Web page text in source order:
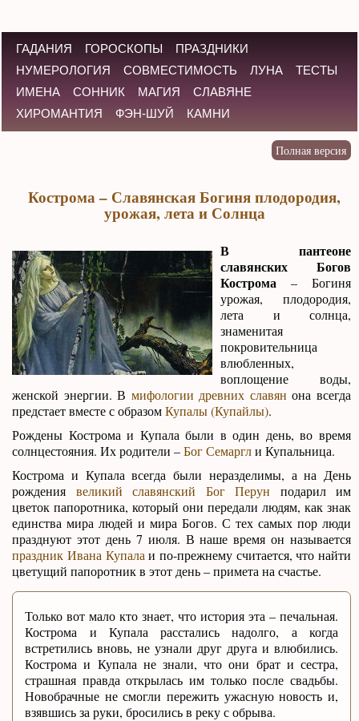
ГАДАНИЯ ГОРОСКОПЫ
ПРАЗДНИКИ
НУМЕРОЛОГИЯ
СОВМЕСТИМОСТЬ ЛУНА
ТЕСТЫ
ИМЕНА
СОННИК МАГИЯ
СЛАВЯНЕ
ХИРОМАНТИЯ
ФЭН-ШУЙ КАМНИ
Кострома – Славянская Богиня плодородия,
урожая, лета и Солнца
В пантеоне
славянских Богов
Кострома – Богиня
урожая, плодородия,
лета и солнца,
знаменитая
покровительница
влюбленных,
воплощение воды,
женской энергии. В мифологии древних славян она всегда
предстает вместе с образомКупалы (Купайлы).
Рождены Кострома и Купала были в один день, во время
солнцестояния. Их родители –Бог Семаргли Купальница.
Кострома и Купала всегда были неразделимы, а на День
рождения великий славянский Бог Перун подарил им
цветок папоротника, который они передали людям, как знак
единства мира людей и мира Богов. С тех самых пор люди
празднуют этот день 7 июля. В наше время он называется
праздник Ивана Купала и по-прежнему считается, что найти
цветущий папоротник в этот день – примета на счастье.
Только вот мало кто знает, что история эта – печальная.
Кострома и Купала расстались надолго, а когда
встретились вновь, не узнали друг друга и влюбились.
Кострома и Купала не знали, что они брат и сестра,
страшная правда открылась им только после свадьбы.
Новобрачные не смогли пережить ужасную новость и,
взявшись за руки, бросились в реку с обрыва.